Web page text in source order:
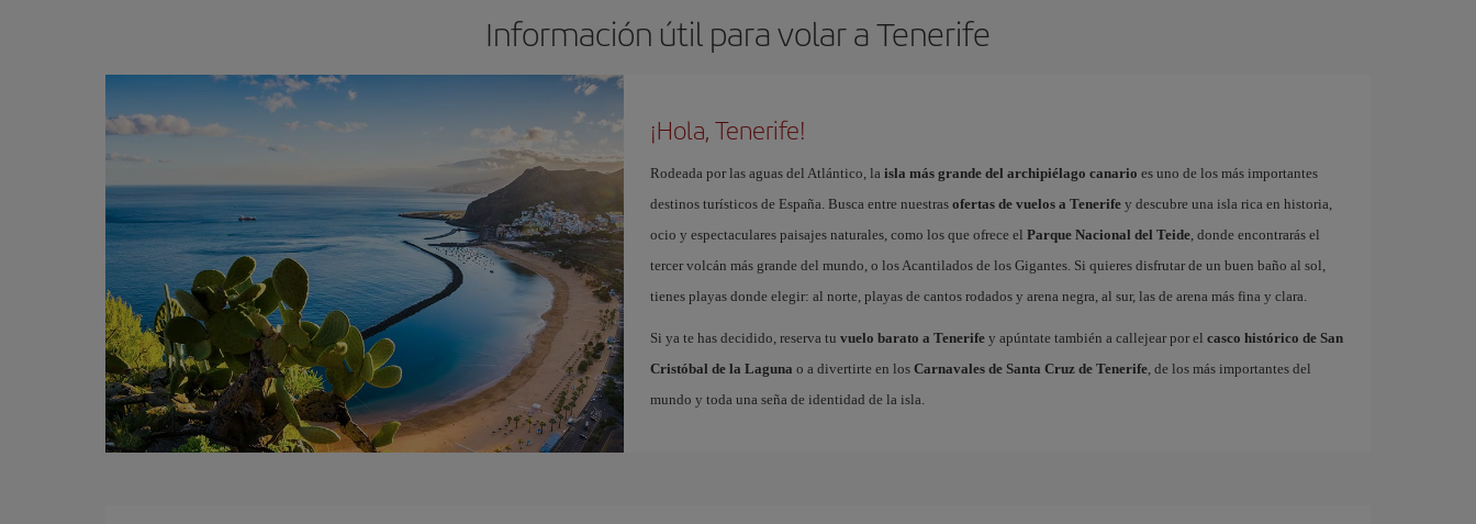
Información útil para volar a Tenerife
¡Hola, Tenerife!
Rodeada por las aguas del Atlántico, la isla más grande del archipiélago canario es uno de los más importantes
destinos turísticos de España. Busca entre nuestras ofertas de vuelos a Tenerifey descubre una isla rica en historia,
ocio y espectaculares paisajes naturales, como los que ofrece el Parque Nacional del Teide, donde encontrarás el
tercer volcán más grande del mundo, o los Acantilados de los Gigantes. Si quieres disfrutar de un buen baño al sol,
tienes playas donde elegir: al norte, playas de cantos rodados y arena negra, al sur, las de arena más fina y clara.
Si ya te has decidido, reserva tu vuelo barato a Tenerifey apúntate también a callejear por el casco histórico de San
Cristóbal de la Laguna o a divertirte en los Carnavales de Santa Cruz de Tenerife, de los más importantes del
mundo y toda una seña de identidad de la isla.